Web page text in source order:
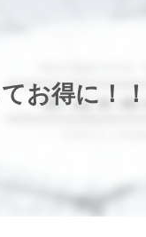
お得に！